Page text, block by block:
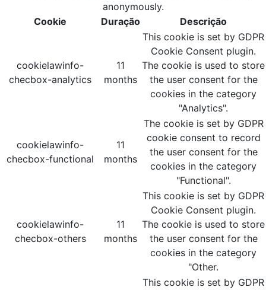
anonymously.
Cookie
Duração Descrição
cookielawinfo-
checbox-analytics
11
months
This cookie is set by GDPR
Cookie Consent plugin.
The cookie is used to store
the user consent for the
cookies in the category
"Analytics".
cookielawinfo-
checbox-functional
11
months
The cookie is set by GDPR
cookie consent to record
the user consent for the
cookies in the category
"Functional".
cookielawinfo-
checbox-others
11
months
This cookie is set by GDPR
Cookie Consent plugin.
The cookie is used to store
the user consent for the
cookies in the category
"Other.
This cookie is set by GDPR